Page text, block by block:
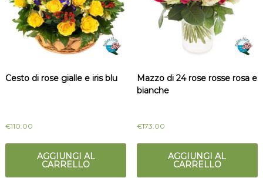
Cesto di rose gialle e iris blu
€110.00
AGGIUNGI AL
CARRELLO
Mazzo di 24 rose rosse rosa e
bianche
€173.00
AGGIUNGI AL
CARRELLO